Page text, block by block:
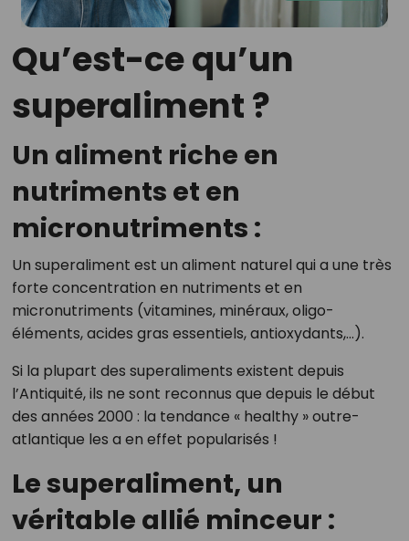
Qu’est-ce qu’un
superaliment ?
Un aliment riche en
nutriments et en
micronutriments :
Un superaliment est un aliment naturel qui a une très
forte concentration en nutriments et en
micronutriments (vitamines, minéraux, oligo-
éléments, acides gras essentiels, antioxydants,…).
Si la plupart des superaliments existent depuis
l’Antiquité, ils ne sont reconnus que depuis le début
des années 2000 : la tendance « healthy » outre-
atlantique les a en effet popularisés !
Le superaliment, un
véritable allié minceur :